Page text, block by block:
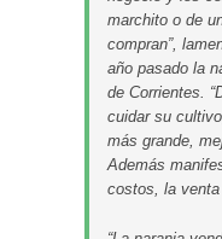
marchito o de
compran”,
año pasado la
de Corrientes.
cuidar su
más grande,
Además
costos, la venta